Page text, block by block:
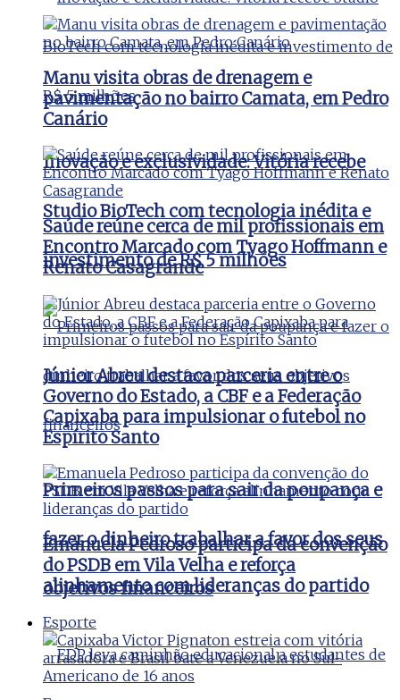
Inovação e exclusividade: Vitória recebe
Studio BioTech com tecnologia inédita e
investimento de R$ 5 milhões
Primeiros passos para sair da poupança e
fazer o dinheiro trabalhar a favor dos seus
objetivos financeiros
Manu visita obras de drenagem e
pavimentação no bairro Camata, em Pedro
Canário
Saúde reúne cerca de mil profissionais em
Encontro Marcado com Tyago Hoffmann e
Renato Casagrande
Júnior Abreu destaca parceria entre o
Governo do Estado, a CBF e a Federação
Capixaba para impulsionar o futebol no
Espírito Santo
Emanuela Pedroso participa da convenção
do PSDB em Vila Velha e reforça
alinhamento com lideranças do partido
Esporte